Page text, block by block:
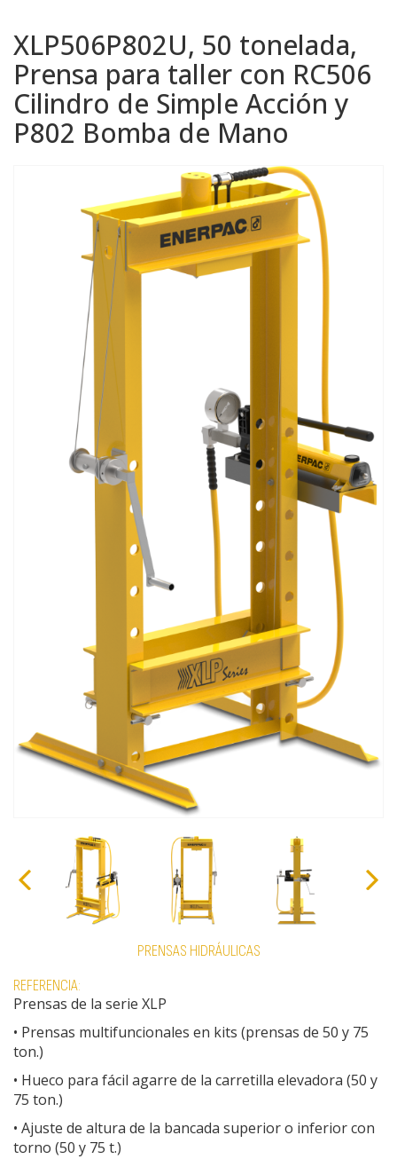
XLP506P802U, 50 tonelada,
Prensa para taller con RC506
Cilindro de Simple Acción y
P802 Bomba de Mano
PRENSAS HIDRÁULICAS
REFERENCIA:
Prensas de la serie XLP
• Prensas multifuncionales en kits (prensas de 50 y 75
ton.)
• Hueco para fácil agarre de la carretilla elevadora (50 y
75 ton.)
• Ajuste de altura de la bancada superior o inferior con
torno (50 y 75 t.)